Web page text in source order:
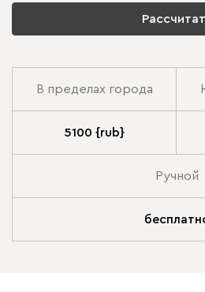
В пределах города
5100 {rub}
Ручной